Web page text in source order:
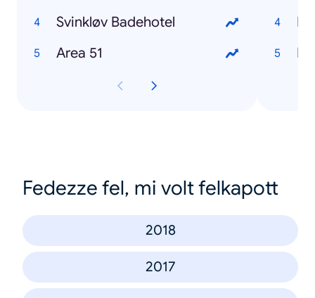
Svinkløv Badehotel
Area 51
Fedezze fel, mi volt felkapott
2018
2017